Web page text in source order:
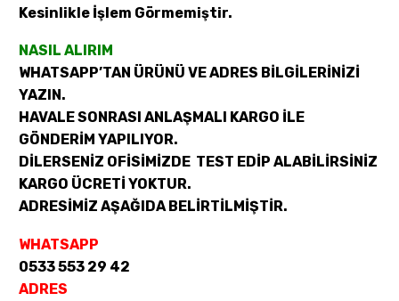
Kesinlikle İşlem Görmemiştir.
NASIL ALIRIM
WHATSAPP’TAN ÜRÜNÜ VE ADRES BİLGİLERİNİZİ
YAZIN.
HAVALE SONRASI ANLAŞMALI KARGO İLE
GÖNDERİM YAPILIYOR.
DİLERSENİZ OFİSİMİZDE TEST EDİP ALABİLİRSİNİZ
KARGO ÜCRETİ YOKTUR.
ADRESİMİZ AŞAĞIDA BELİRTİLMİŞTİR.
WHATSAPP
0533 553 29 42
ADRES